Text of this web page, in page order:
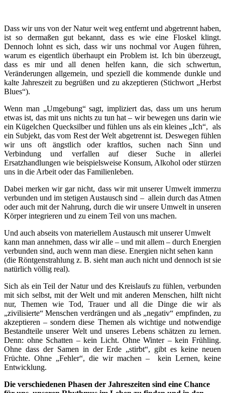
Dass wir uns von der Natur weit weg entfernt und abgetrennt haben,
ist so dermaßen gut bekannt, dass es wie eine Floskel klingt.
Dennoch lohnt es sich, dass wir uns nochmal vor Augen führen,
warum es eigentlich überhaupt ein Problem ist. Ich bin überzeugt,
dass es mir und all denen helfen kann, die sich schwertun,
Veränderungen allgemein, und speziell die kommende dunkle und
kalte Jahreszeit zu begrüßen und zu akzeptieren (Stichwort „Herbst
Blues“).
Wenn man „Umgebung“ sagt, impliziert das, dass um uns herum
etwas ist, das mit uns nichts zu tun hat – wir bewegen uns darin wie
ein Kügelchen Quecksilber und fühlen uns als ein kleines „Ich“, als
ein Subjekt, das vom Rest der Welt abgetrennt ist. Deswegen fühlen
wir uns oft ängstlich oder kraftlos, suchen nach Sinn und
Verbindung und verfallen auf dieser Suche in allerlei
Ersatzhandlungen wie beispielsweise Konsum, Alkohol oder stürzen
uns in die Arbeit oder das Familienleben.
Dabei merken wir gar nicht, dass wir mit unserer Umwelt immerzu
verbunden und im stetigen Austausch sind – allein durch das Atmen
oder auch mit der Nahrung, durch die wir unsere Umwelt in unseren
Körper integrieren und zu einem Teil von uns machen.
Und auch abseits von materiellem Austausch mit unserer Umwelt
kann man annehmen, dass wir alle – und mit allem – durch Energien
verbunden sind, auch wenn man diese. Energien nicht sehen kann
(die Röntgenstrahlung z. B. sieht man auch nicht und dennoch ist sie
natürlich völlig real).
Sich als ein Teil der Natur und des Kreislaufs zu fühlen, verbunden
mit sich selbst, mit der Welt und mit anderen Menschen, hilft nicht
nur, Themen wie Tod, Trauer und all die Dinge die wir als
„zivilisierte“ Menschen verdrängen und als „negativ“ empfinden, zu
akzeptieren – sondern diese Themen als wichtige und notwendige
Bestandteile unserer Welt und unseres Lebens schätzen zu lernen.
Denn: ohne Schatten – kein Licht. Ohne Winter – kein Frühling.
Ohne dass der Samen in der Erde „stirbt“, gibt es keine neuen
Früchte. Ohne „Fehler“, die wir machen – kein Lernen, keine
Entwicklung.
Die verschiedenen Phasen der Jahreszeiten sind eine Chance